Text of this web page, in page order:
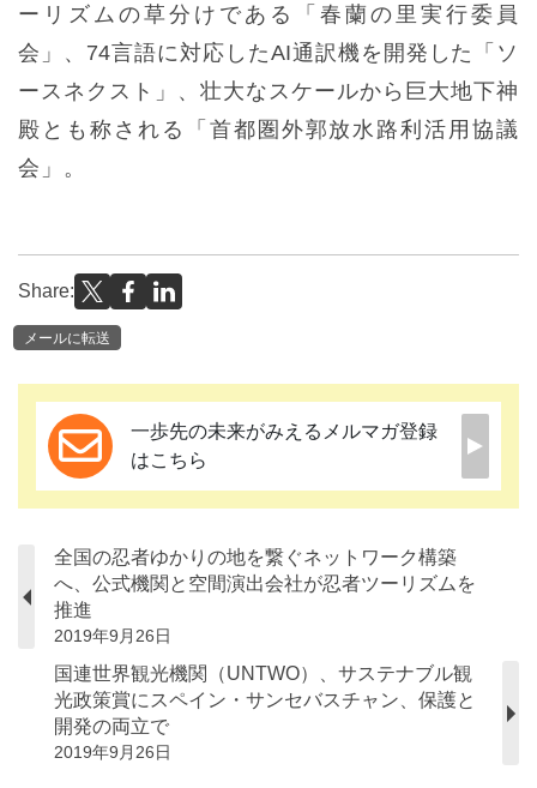
ーリズムの草分けである「春蘭の里実行委員
会」、74言語に対応したAI通訳機を開発した「ソ
ースネクスト」、壮大なスケールから巨大地下神
殿とも称される「首都圏外郭放水路利活用協議
会」。
Share:
メールに転送
一歩先の未来がみえるメルマガ登録
はこちら
全国の忍者ゆかりの地を繋ぐネットワーク構築
へ、公式機関と空間演出会社が忍者ツーリズムを
推進
2019年9月26日
国連世界観光機関（UNTWO）、サステナブル観
光政策賞にスペイン・サンセバスチャン、保護と
開発の両立で
2019年9月26日